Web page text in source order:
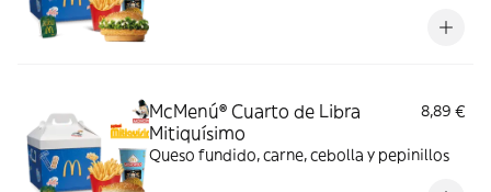
McMenú® Cuarto de Libra
Mitiquísimo
8,89 €
Queso fundido, carne, cebolla y pepinillos